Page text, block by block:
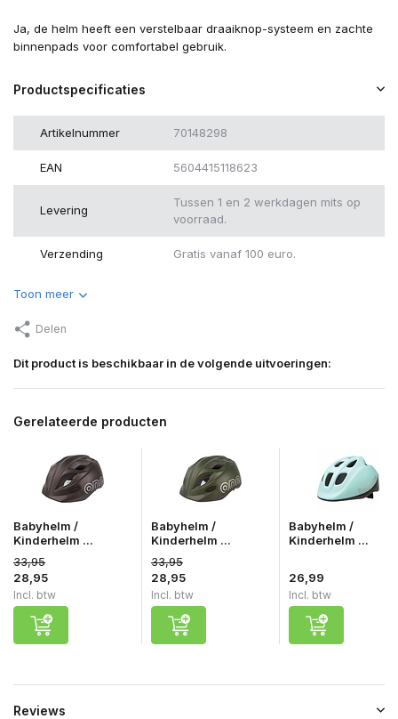
Ja, de helm heeft een verstelbaar draaiknop-systeem en zachte
binnenpads voor comfortabel gebruik.
Productspecificaties
Artikelnummer 70148298
EAN 5604415118623
Levering
Tussen 1 en 2 werkdagen mits op
voorraad.
Verzending Gratis vanaf 100 euro.
Toon meer
Delen
Dit product is beschikbaar in de volgende uitvoeringen:
Gerelateerde producten
Babyhelm /
Kinderhelm ...
33,95
28,95
Incl. btw
Babyhelm /
Kinderhelm ...
33,95
28,95
Incl. btw
Babyhelm /
Kinderhelm ...
26,99
Incl. btw
Reviews